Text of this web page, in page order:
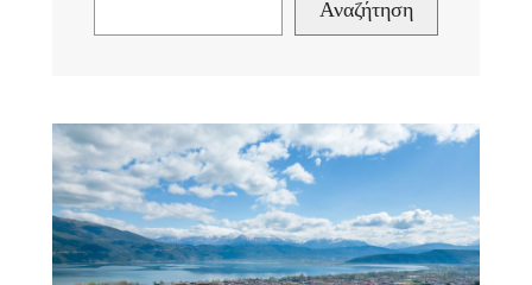
Αναζήτηση